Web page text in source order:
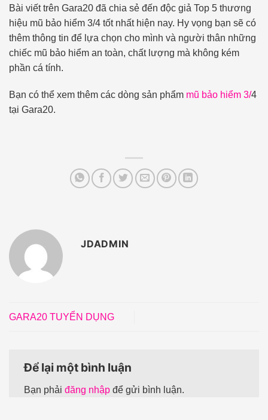
Bài viết trên Gara20 đã chia sẻ đến độc giả Top 5 thương
hiệu mũ bảo hiểm 3/4 tốt nhất hiện nay. Hy vọng bạn sẽ có
thêm thông tin để lựa chọn cho mình và người thân những
chiếc mũ bảo hiểm an toàn, chất lượng mà không kém
phần cá tính.
Bạn có thể xem thêm các dòng sản phẩm mũ bảo hiểm 3/4
tại Gara20.
JDADMIN
GARA20 TUYỂN DỤNG
Để lại một bình luận
Bạn phải đăng nhập để gửi bình luận.